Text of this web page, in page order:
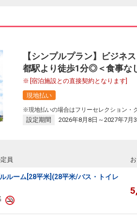
【シンプルプラン】ビジネ
都駅より徒歩1分◎＜食事な
[宿泊施設との直接契約となります]
現地払い
※現地払いの場合はフリーセレクション・
設定期間 2026年8月8日～2027年7月
員
ルーム[28平米](28平米/バス・トイレ
ーポンコードのご利用について
、直接契約型宿泊プラン、土産品、旅行積立商
せん。
ードをご利用いただけない商品
支払いにはご利用いただけません。